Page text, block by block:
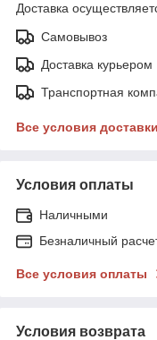
Доставка
Самовывоз
Доставка курьером
Транспортная
Все условия доставки
Условия оплаты
Наличными
Безналичный
Все условия оплаты
Условия возврата